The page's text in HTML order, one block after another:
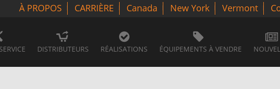
À PROPOS CARRIÈRE Canada New York Vermont
DISTRIBUTEURS RÉALISATIONS ÉQUIPEMENTS À VENDRE